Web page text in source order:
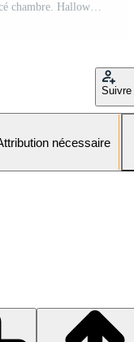
en bois sol avec fumée et lumière dans foncé chambre. Halloween abstrait Contexte. ai généré Photo Gratuite
Suivre
nécessaire